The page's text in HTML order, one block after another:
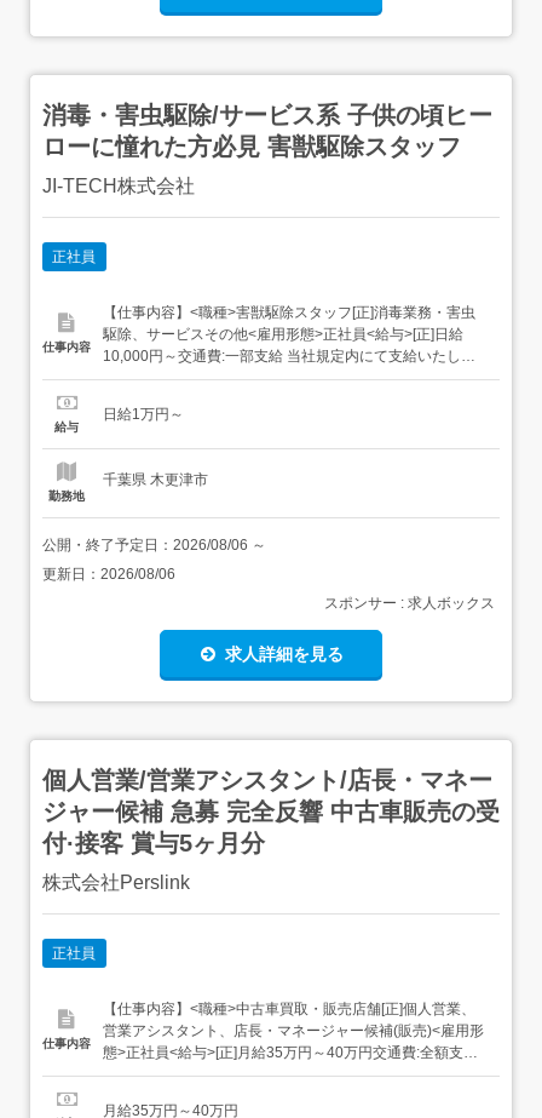
消毒・害虫駆除/サービス系 子供の頃ヒー
ローに憧れた方必見 害獣駆除スタッフ
JI‐TECH株式会社
正社員
仕事内容
【仕事内容】<職種>害獣駆除スタッフ[正]消毒業務・害虫
駆除、サービスその他<雇用形態>正社員<給与>[正]日給
10,000円～交通費:一部支給 当社規定内にて支給いたしま
す。 昇給あり/随時 資格取得でさらに給与up 資格取得の費
OK(規程あり) 給与の前借あり どちらもお気軽にご相談く
給与
日給1万円～
勤務地
千葉県 木更津市
公開・終了予定日： 2026/08/06 ～
更新日： 2026/08/06
スポンサー : 求人ボックス
求人詳細を見る
個人営業/営業アシスタント/店長・マネー
ジャー候補 急募 完全反響 中古車販売の受
付·接客 賞与5ヶ月分
株式会社Perslink
正社員
仕事内容
【仕事内容】<職種>中古車買取・販売店舗[正]個人営業、
営業アシスタント、店長・マネージャー候補(販売)<雇用形
態>正社員<給与>[正]月給35万円～40万円交通費:全額支給
月7万円まで [正]には、固定残業代:45,000円～60,000円/44
月給35万円～40万円